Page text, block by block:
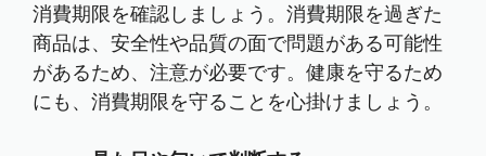
消費期限を確認しましょう。消費期限を過ぎた
商品は、安全性や品質の面で問題がある可能性
があるため、注意が必要です。健康を守るため
にも、消費期限を守ることを心掛けましょう。